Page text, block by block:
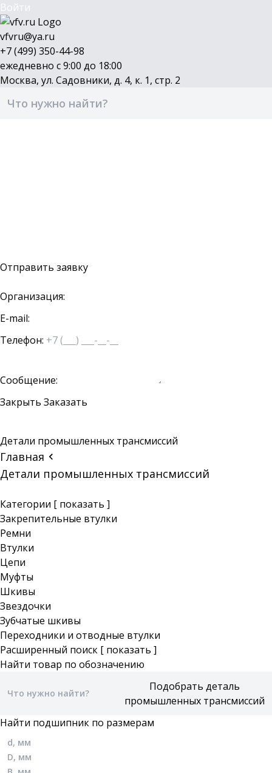
Войти
vfvru@ya.ru
+7 (499) 350-44-98
ежедневно с 9:00 до 18:00
Москва, ул. Садовники, д. 4, к. 1, стр. 2
Отправить заявку
Организация:
E-mail:
Телефон:
Сообщение:
Закрыть Заказать
Детали промышленных трансмиссий
Главная
Детали промышленных трансмиссий
Категории [ показать ]
Закрепительные втулки
Ремни
Втулки
Цепи
Муфты
Шкивы
Звездочки
Зубчатые шкивы
Переходники и отводные втулки
Расширенный поиск [ показать ]
Найти товар по обозначению
Найти подшипник по размерам